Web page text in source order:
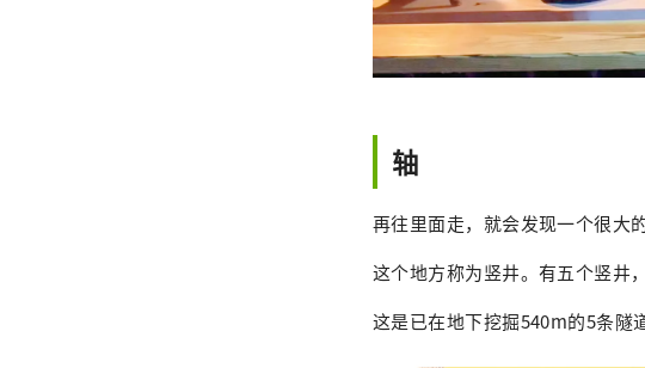
轴
再往里面走，就会发现一个很大
这个地方称为竖井。有五个竖井
这是已在地下挖掘540m的5条隧